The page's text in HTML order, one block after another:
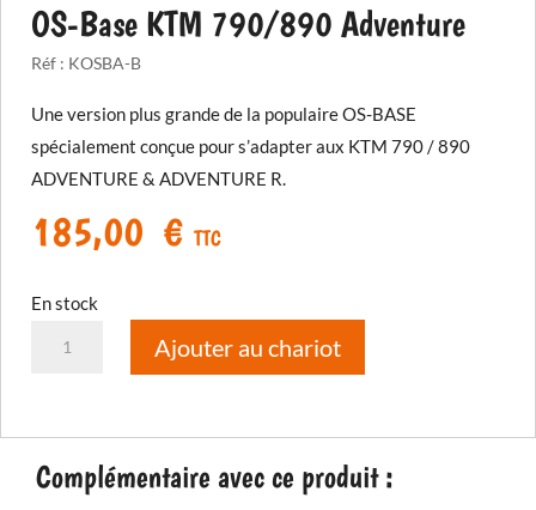
OS-Base KTM 790/890 Adventure
Réf : KOSBA-B
Une version plus grande de la populaire OS-BASE
spécialement conçue pour s’adapter aux KTM 790 / 890
ADVENTURE & ADVENTURE R.
185,00 € TTC
En stock
quantité
Base
KTM
790/890
Ajouter au chariot
Complémentaire avec ce produit :